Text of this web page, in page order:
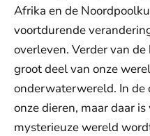
Afrika en de
voortdurende
overleven. Verder van
groot deel van onze
onderwaterwereld. In de
onze dieren, maar daar
mysterieuze wereld